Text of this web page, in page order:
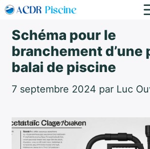
Aller
contenu
Schéma pour le
branchement d’une
balai de piscine
7 septembre 2024 par Luc